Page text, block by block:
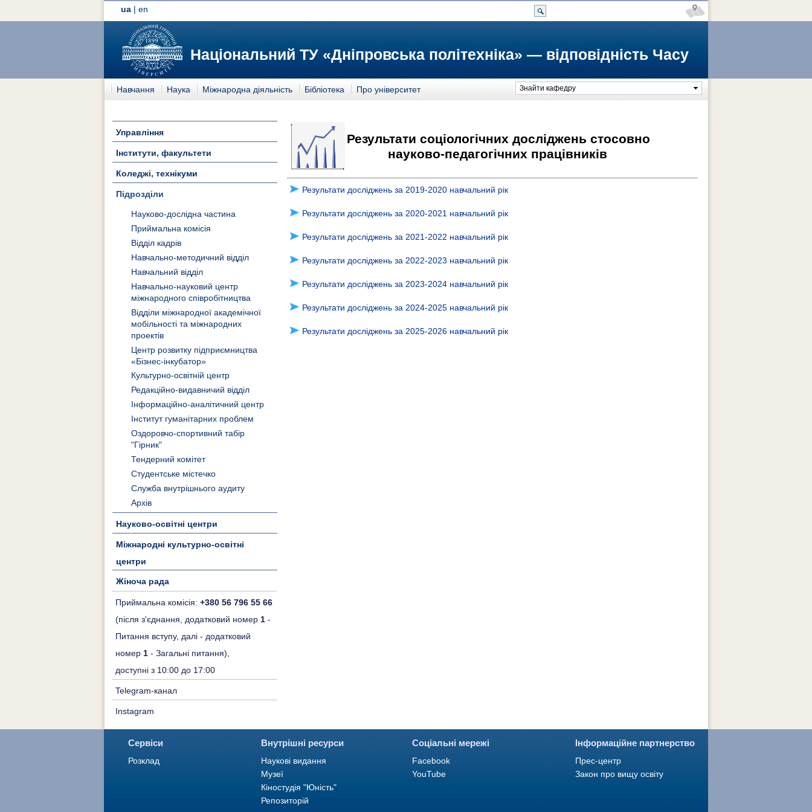
ua| en
Національний ТУ «Дніпровська політехніка» — відповідність Часу
Навчання Наука Міжнародна діяльність Бібліотека Про університет Знайти кафедру
Управління
Інститути, факультети
Коледжі, технікуми
Підрозділи
Науково-дослідна частина
Приймальна комісія
Відділ кадрів
Навчально-методичний відділ
Навчальний відділ
Навчально-науковий центр
міжнародного співробітництва
Відділи міжнародної академічної
мобільності та міжнародних
проектів
Центр розвитку підприємництва
«Бізнес-інкубатор»
Культурно-освітній центр
Редакційно-видавничий відділ
Інформаційно-аналітичний центр
Інститут гуманітарних проблем
Оздоровчо-спортивний табір
"Гірник"
Тендерний комітет
Студентське містечко
Служба внутрішнього аудиту
Архів
Науково-освітні центри
Міжнародні культурно-освітні
центри
Жіноча рада
Приймальна комісія: +380 56 796 55 66
(після з'єднання, додатковий номер 1 -
Питання вступу, далі - додатковий
номер 1 - Загальні питання),
доступні з 10:00 до 17:00
Telegram-канал
Instagram
Результати соціологічних досліджень стосовно
науково-педагогічних працівників
Результати досліджень за 2019-2020 навчальний рік
Результати досліджень за 2020-2021 навчальний рік
Результати досліджень за 2021-2022 навчальний рік
Результати досліджень за 2022-2023 навчальний рік
Результати досліджень за 2023-2024 навчальний рік
Результати досліджень за 2024-2025 навчальний рік
Результати досліджень за 2025-2026 навчальний рік
Сервіси
Розклад
Внутрішні ресурси
Наукові видання
Музеї
Кіностудія "Юність"
Репозиторій
Соціальні мережі
Facebook
YouTube
Інформаційне партнерство
Прес-центр
Закон про вищу освіту